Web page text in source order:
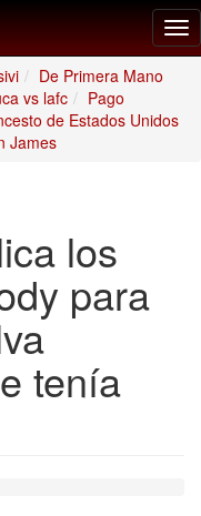
De Primera Mano
vs lafc
Pago
de Estados Unidos
James
los
para
tenía